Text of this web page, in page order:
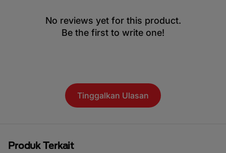
No reviews yet for this product.
Be the first to write one!
Tinggalkan Ulasan
Produk Terkait